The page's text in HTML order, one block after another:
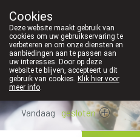
Vandaag gesloten
Cookies
Deze website maakt gebruik van
cookies om uw gebruikservaring te
verbeteren en om onze diensten en
aanbiedingen aan te passen aan
uw interesses. Door op deze
website te blijven, accepteert u dit
gebruik van cookies. Klik hier voor
meer info.